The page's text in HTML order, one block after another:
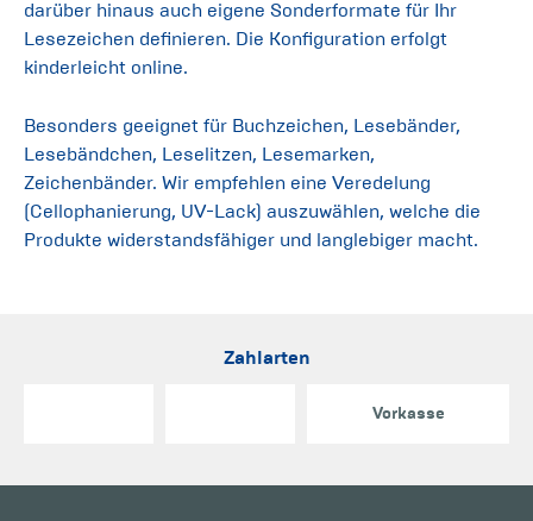
darüber hinaus auch eigene Sonderformate für Ihr
Lesezeichen definieren. Die Konfiguration erfolgt
kinderleicht online.
Besonders geeignet für Buchzeichen, Lesebänder,
Lesebändchen, Leselitzen, Lesemarken,
Zeichenbänder. Wir empfehlen eine Veredelung
(Cellophanierung, UV-Lack) auszuwählen, welche die
Produkte widerstandsfähiger und langlebiger macht.
Zahlarten
Vorkasse